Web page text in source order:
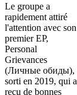
Le groupe a
rapidement attiré
l'attention avec son
premier EP,
Personal
Grievances
(Личные обиды),
sorti en 2019, qui a
reçu de bonnes